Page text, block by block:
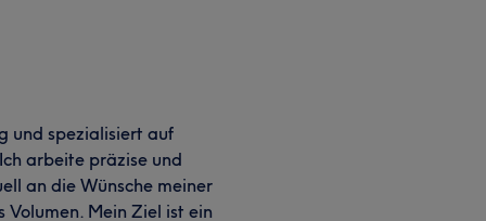
und spezialisiert auf
arbeite präzise und
an die Wünsche meiner
Volumen. Mein Ziel ist ein